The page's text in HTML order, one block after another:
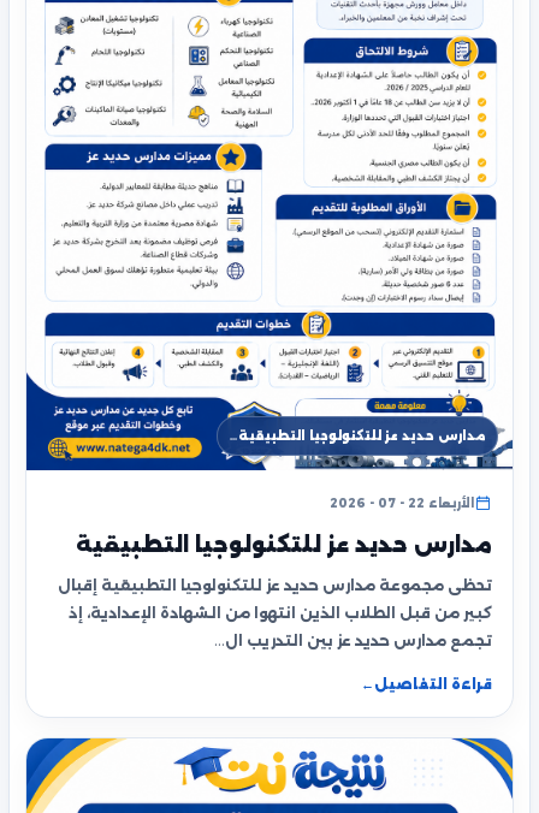
مدارس حديد عز للتكنولوجيا التطبيقية…
الأربعاء 22 - 07 - 2026
مدارس حديد عز للتكنولوجيا التطبيقية
تحظى مجموعة مدارس حديد عز للتكنولوجيا التطبيقية إقبال
كبير من قبل الطلاب الذين انتهوا من الشهادة الإعدادية، إذ
تجمع مدارس حديد عز بين التدريب ال…
قراءة التفاصيل ←